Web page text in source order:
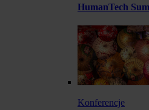
HumanTech
Konferencje